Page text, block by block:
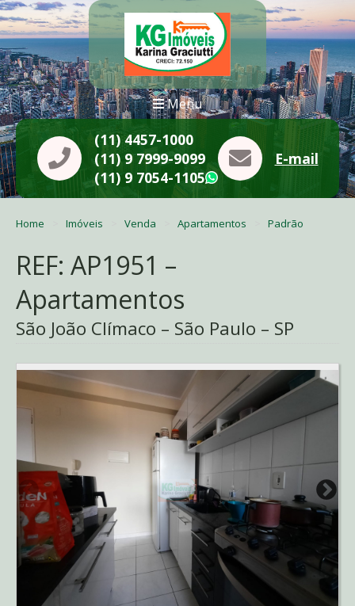
Menu
(11) 4457-1000
(11) 9 7999-9099
(11) 9 7054-1105
WhatsApp
E-mail
Home Imóveis Venda Apartamentos Padrão
REF: AP1951 –
Apartamentos
São João Clímaco – São Paulo – SP